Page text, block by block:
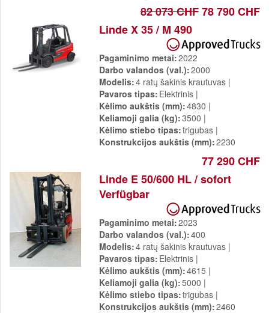
82 073 CHF78 790 CHF
Linde X 35 / M 490
Pagaminimo metai 2022
Darbo valandos (val.) 2000
Modelis 4 ratų šakinis krautuvas
Pavaros tipas Elektrinis
Kėlimo aukštis (mm) 4830
Keliamoji galia (kg) 3500
Kėlimo stiebo tipas trigubas
Konstrukcijos aukštis (mm) 2230
77 290 CHF
Linde E 50/600 HL / sofort
Verfügbar
Pagaminimo metai 2023
Darbo valandos (val.) 400
Modelis 4 ratų šakinis krautuvas
Pavaros tipas Elektrinis
Kėlimo aukštis (mm) 4615
Keliamoji galia (kg) 5000
Kėlimo stiebo tipas trigubas
Konstrukcijos aukštis (mm) 2460